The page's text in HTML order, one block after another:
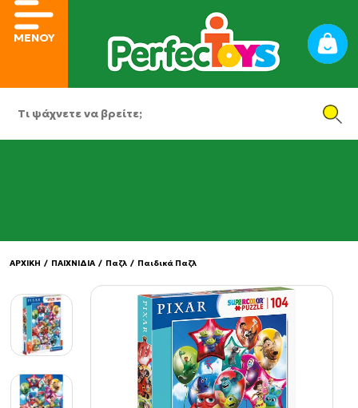
ΜΕΝΟΥ
ΑΡΧΙΚΗ / ΠΑΙΧΝΙΔΙΑ / Παζλ / Παιδικά Παζλ